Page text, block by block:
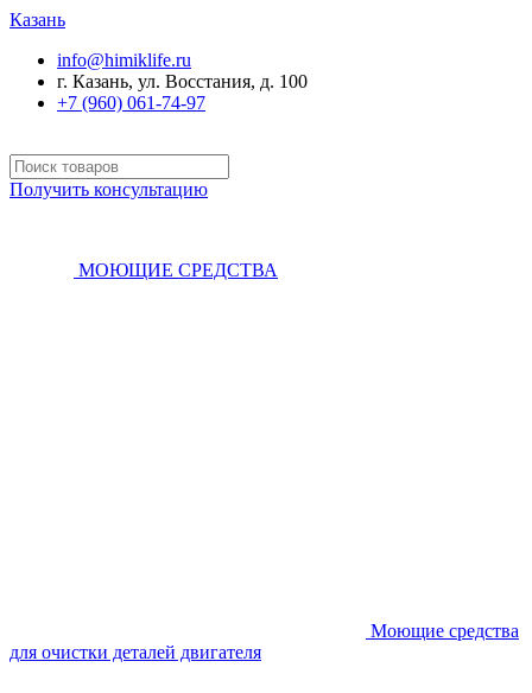
Казань
info@himiklife.ru
г. Казань, ул. Восстания, д. 100
+7 (960) 061-74-97
Получить консультацию
МОЮЩИЕ СРЕДСТВА
Моющие средства
для очистки деталей двигателя